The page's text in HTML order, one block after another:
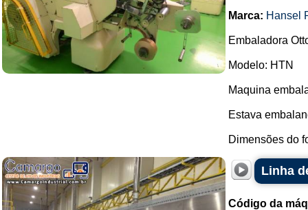
Marca: Hansel
Embaladora
Modelo: HTN
Maquina
Estava
Dimensões do
Linha
Código da